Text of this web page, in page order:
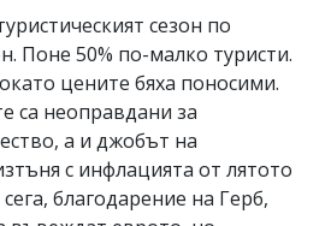
сезон по
Поне 50% по-малко туристи.
цените бяха поносими.
са неоправдани за
а и джобът на
с инфлацията от лятото
благодарение на Герб,